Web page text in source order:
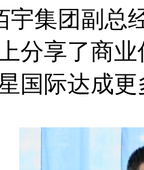
宇集团副总
分享了商
国际达成